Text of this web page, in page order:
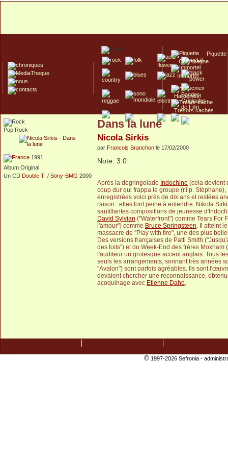
Piquette
Champagne
Immortel
Hallucinex!
Trésors cachés
Culte/Collector
Pop Rock
1991
Album Original
Un CD Double T / Sony-BMG 2000
Dans la lune
Nicola Sirkis
par Francois Branchon le 17/02/2000
Note: 3.0
Après la dégringolade Indochine (cela devient
coup dur qui frappa le groupe (r.i.p.
enregistrées voici près de dix ans et restées
raison : elles font peine à entendre. Nikola
sautillantes compositions de jeunesse
David Sylvian ("Waterfront") comme Tears For
l'amour") comme Bruce Springsteen. Il atteint
massacre de "Play with fire", une des plus
Des versions françaises de Patti Smith
des toits") et du Week-End des frères
l'auditeur un grotesque accent anglais. Tous
seuls les arrangements, sonnant très années
"Avalon") sont parfois agréables. Ils sont
devaient chercher une reconnaissance,
acoquinage avec Etienne Daho.
©1997-2026 Sefronia -